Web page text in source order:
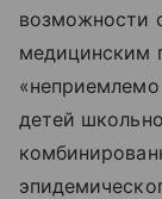
возможности
медицинским
детей